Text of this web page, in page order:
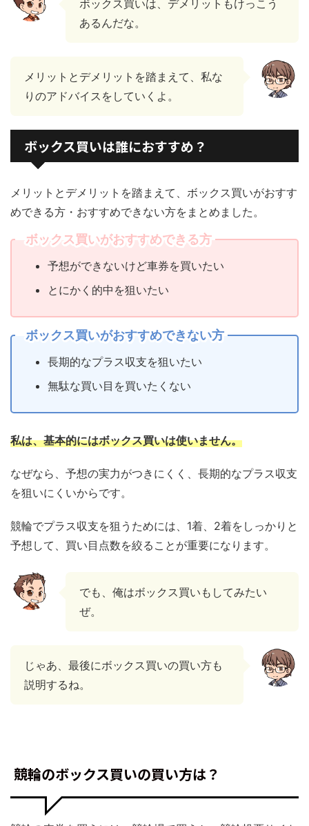
ボックス買いは、デメリットもけっこう
あるんだな。
メリットとデメリットを踏まえて、私な
りのアドバイスをしていくよ。
ボックス買いは誰におすすめ？
メリットとデメリットを踏まえて、ボックス買いがおすす
めできる方・おすすめできない方をまとめました。
ボックス買いがおすすめできる方
予想ができないけど車券を買いたい
とにかく的中を狙いたい
ボックス買いがおすすめできない方
長期的なプラス収支を狙いたい
無駄な買い目を買いたくない
私は、基本的にはボックス買いは使いません。
なぜなら、予想の実力がつきにくく、長期的なプラス収支
を狙いにくいからです。
競輪でプラス収支を狙うためには、1着、2着をしっかりと
予想して、買い目点数を絞ることが重要になります。
でも、俺はボックス買いもしてみたい
ぜ。
じゃあ、最後にボックス買いの買い方も
説明するね。
競輪のボックス買いの買い方は？